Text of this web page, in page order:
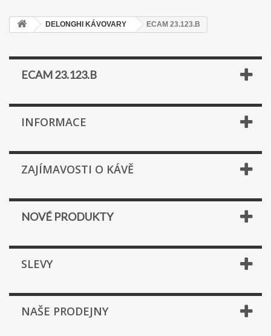
DELONGHI KÁVOVARY ECAM 23.123.B
ECAM 23.123.B
INFORMACE
ZAJÍMAVOSTI O KÁVĚ
NOVÉ PRODUKTY
SLEVY
NAŠE PRODEJNY